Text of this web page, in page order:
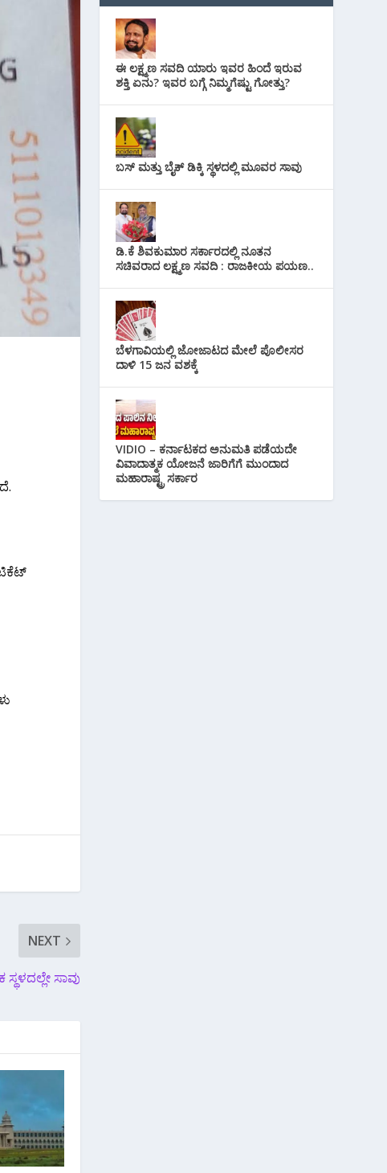
NEXT
ಸಾವು
ಈ ಲಕ್ಷ್ಮಣ ಸವದಿ ಯಾರು ಇವರ ಹಿಂದೆ ಇರುವ
ಶಕ್ತಿ ಏನು? ಇವರ ಬಗ್ಗೆ ನಿಮ್ಮಗೆಷ್ಟು ಗೋತ್ತು?
ಬಸ್ ಮತ್ತು ಬೈಕ್ ಡಿಕ್ಕಿ ಸ್ಥಳದಲ್ಲಿ ಮೂವರ ಸಾವು
ಡಿ.ಕೆ ಶಿವಕುಮಾರ ಸರ್ಕಾರದಲ್ಲಿ ನೂತನ
ಸಚಿವರಾದ ಲಕ್ಷ್ಮಣ ಸವದಿ : ರಾಜಕೀಯ ಪಯಣ..
ಬೆಳಗಾವಿಯಲ್ಲಿ ಜೋಜಾಟದ ಮೇಲೆ ಪೊಲೀಸರ
ದಾಳಿ 15 ಜನ ವಶಕ್ಕೆ
VIDIO – ಕರ್ನಾಟಕದ ಅನುಮತಿ ಪಡೆಯದೇ
ವಿವಾದಾತ್ಮಕ ಯೋಜನೆ ಜಾರಿಗೆಗೆ ಮುಂದಾದ
ಮಹಾರಾಷ್ಟ್ರ ಸರ್ಕಾರ